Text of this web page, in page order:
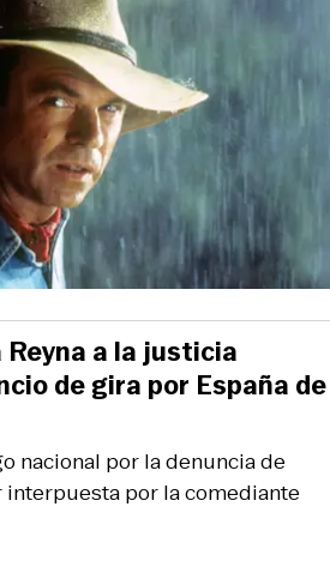
nacional por la denuncia de
por la comediante
Reyna a la justicia
de gira por España de